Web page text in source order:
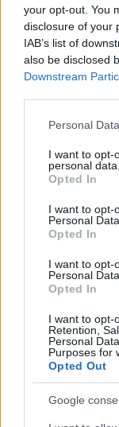
your opt-out. You
disclosure of your
IAB’s list of
also be disclosed
Downstream
Please note that
not limited to
grant or deny
use your data for
consent section.
Personal
I want to opt-
personal data.
Opted In
I want to opt-
Personal Data.
Opted In
I want to opt-
Personal
Opted In
I want to opt-
Retention,
Personal
Purposes for
Opted Out
Google
Gustavot a
Mintha még
jogosan. Oldott
csak a
elsősorban
a magasságait